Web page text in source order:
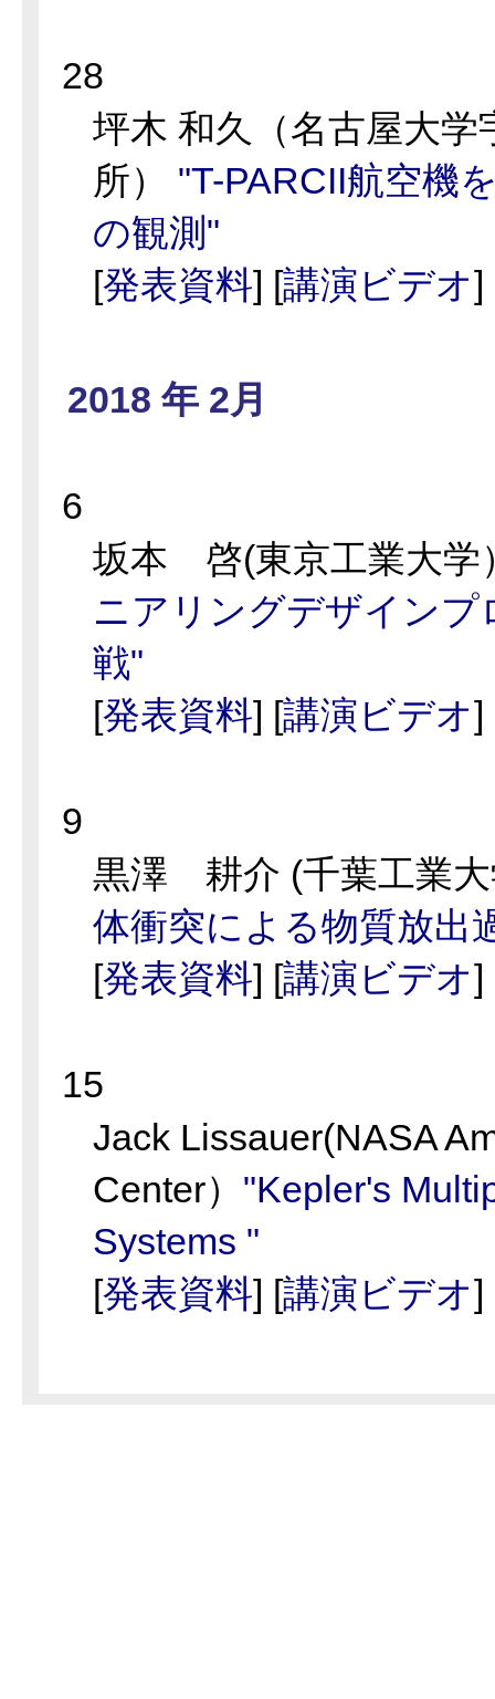
28
坪木 和久（名古屋大学
所） "T-PARCII航空機
の観測"
[発表資料] [講演ビデオ]
2018 年 2月
6
坂本 啓(東京工業大
ニアリングデザインプ
戦"
[発表資料] [講演ビデオ]
9
黒澤 耕介 (千葉工業
体衝突による物質放出
[発表資料] [講演ビデオ]
15
Jack Lissauer(NASA
Center） "Kepler's
Systems "
[発表資料] [講演ビデオ]